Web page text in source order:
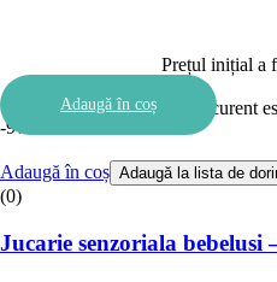
Prețul inițial a
Prețul curent
Adaugă în coș
-9%
Adaugă în coș Adaugă la lista de
(0)
Jucarie senzoriala bebelusi